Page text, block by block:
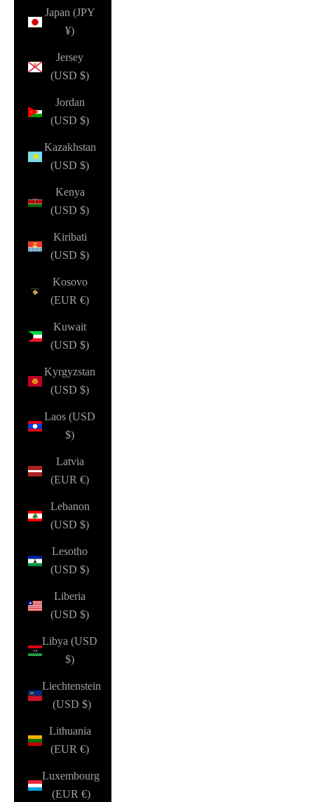
Japan (JPY
¥)
Jersey
(USD $)
Jordan
(USD $)
Kazakhstan
(USD $)
Kenya
(USD $)
Kiribati
(USD $)
Kosovo
(EUR €)
Kuwait
(USD $)
Kyrgyzstan
(USD $)
Laos (USD
$)
Latvia
(EUR €)
Lebanon
(USD $)
Lesotho
(USD $)
Liberia
(USD $)
Libya (USD
$)
Liechtenstein
(USD $)
Lithuania
(EUR €)
Luxembourg
(EUR €)